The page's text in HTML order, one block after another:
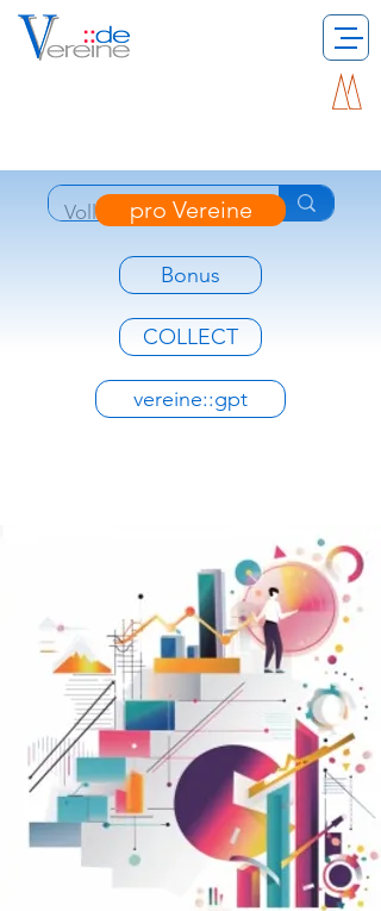
pro Vereine
Bonus
COLLECT
vereine::gpt